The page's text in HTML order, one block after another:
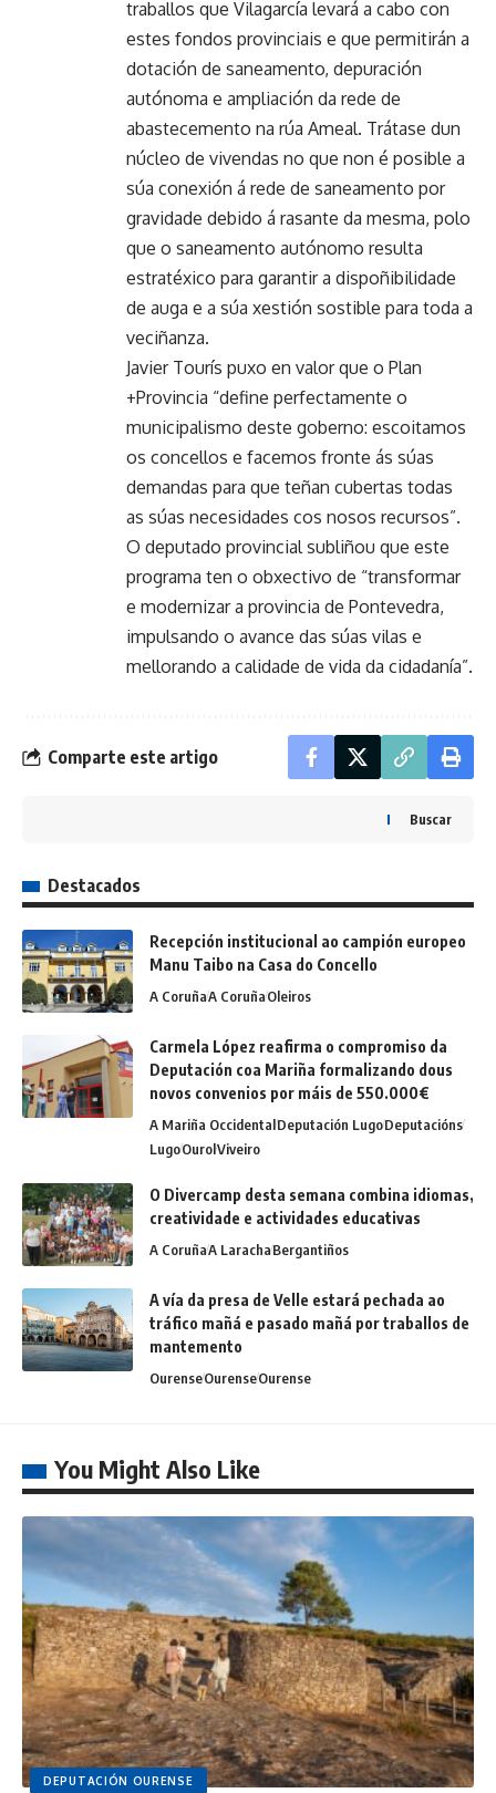
traballos que Vilagarcía levará a cabo con
estes fondos provinciais e que permitirán a
dotación de saneamento, depuración
autónoma e ampliación da rede de
abastecemento na rúa Ameal. Trátase dun
núcleo de vivendas no que non é posible a
súa conexión á rede de saneamento por
gravidade debido á rasante da mesma, polo
que o saneamento autónomo resulta
estratéxico para garantir a dispoñibilidade
de auga e a súa xestión sostible para toda a
veciñanza.
Javier Tourís puxo en valor que o Plan
+Provincia “define perfectamente o
municipalismo deste goberno: escoitamos
os concellos e facemos fronte ás súas
demandas para que teñan cubertas todas
as súas necesidades cos nosos recursos”.
O deputado provincial subliñou que este
programa ten o obxectivo de “transformar
e modernizar a provincia de Pontevedra,
impulsando o avance das súas vilas e
mellorando a calidade de vida da cidadanía”.
Comparte este artigo
Buscar
Destacados
Recepción institucional ao campión europeo
Manu Taibo na Casa do Concello
A CoruñaA CoruñaOleiros
Carmela López reafirma o compromiso da
Deputación coa Mariña formalizando dous
novos convenios por máis de 550.000€
A Mariña OccidentalDeputación LugoDeputacións
LugoOurolViveiro
O Divercamp desta semana combina idiomas,
creatividade e actividades educativas
A CoruñaA LarachaBergantiños
A vía da presa de Velle estará pechada ao
tráfico mañá e pasado mañá por traballos de
mantemento
OurenseOurenseOurense
You Might Also Like
DEPUTACIÓN OURENSE